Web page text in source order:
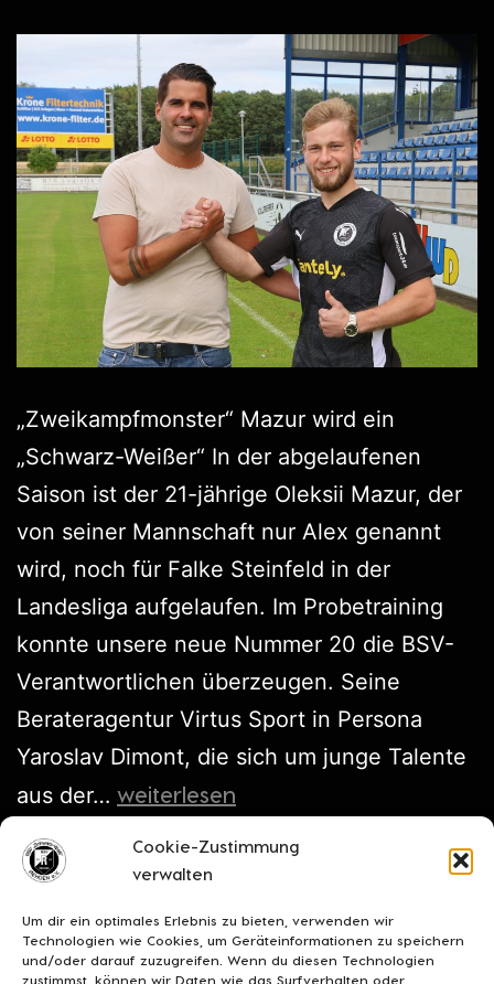
Cookie-Zustimmung
verwalten
Um dir ein optimales Erlebnis zu bieten, verwenden wir
Technologien wie Cookies, um Geräteinformationen zu speichern
und/oder darauf zuzugreifen. Wenn du diesen Technologien
zustimmst, können wir Daten wie das Surfverhalten oder
„Zweikampfmonster“ Mazur wird ein
„Schwarz-Weißer“ In der abgelaufenen
Saison ist der 21-jährige Oleksii Mazur, der
von seiner Mannschaft nur Alex genannt
wird, noch für Falke Steinfeld in der
Landesliga aufgelaufen. Im Probetraining
konnte unsere neue Nummer 20 die BSV-
Verantwortlichen überzeugen. Seine
Berateragentur Virtus Sport in Persona
Yaroslav Dimont, die sich um junge Talente
aus der… weiterlesen
Veröffentlicht am